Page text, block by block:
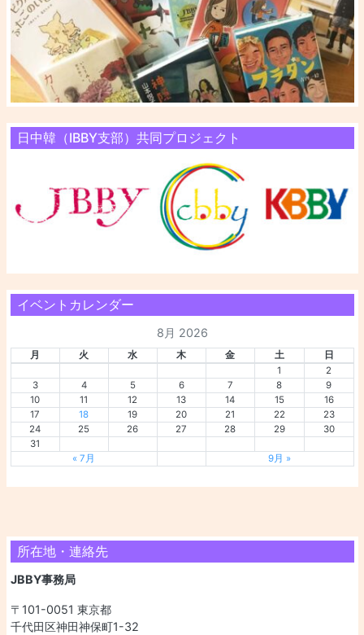
日中韓（IBBY支部）共同プロジェクト
イベントカレンダー
8月 2026
月 火 水 木 金 土
日
1
2
3
4 5 6 7 8
9
10
11 12 13 14 15
16
17
18 19 20 21 22
23
24
25 26 27 28 29
30
31
« 7月
9月 »
所在地・連絡先
JBBY事務局
〒101-0051 東京都
千代田区神田神保町1-32